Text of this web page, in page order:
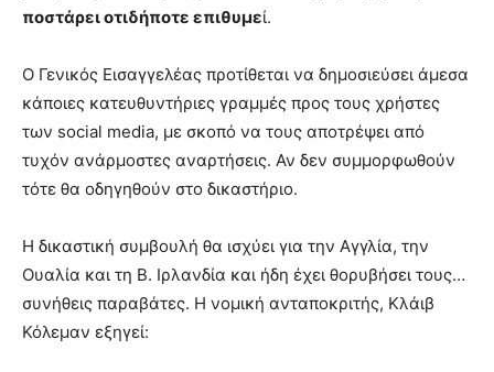
ποστάρει οτιδήποτε επιθυμεί.
Ο Γενικός Εισαγγελέας προτίθεται να δημοσιεύσει άμεσα
κάποιες κατευθυντήριες γραμμές προς τους χρήστες
των social media, με σκοπό να τους αποτρέψει από
τυχόν ανάρμοστες αναρτήσεις. Αν δεν συμμορφωθούν
τότε θα οδηγηθούν στο δικαστήριο.
Η δικαστική συμβουλή θα ισχύει για την Αγγλία, την
Ουαλία και τη Β. Ιρλανδία και ήδη έχει θορυβήσει τους…
συνήθεις παραβάτες. Η νομική ανταποκριτής, Κλάιβ
Κόλεμαν εξηγεί: